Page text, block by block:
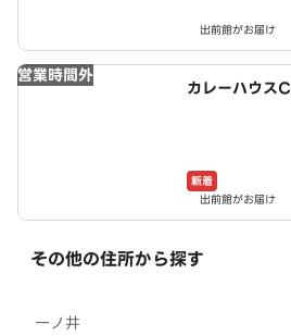
出前館がお届け
営業時間外
カレーハウ
新着
出前館がお届け
その他の住所から探す
一ノ井